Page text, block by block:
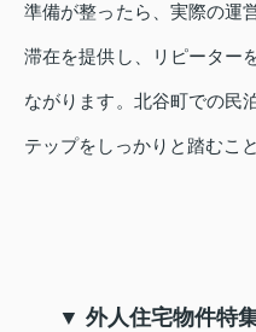
準備が整ったら、実際の運
滞在を提供し、リピーター
ながります。北谷町での民
テップをしっかりと踏むこ
▼ 外人住宅物件特